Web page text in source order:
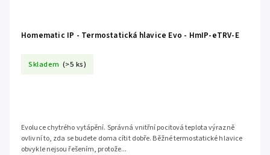
Homematic IP - Termostatická hlavice Evo - HmIP-eTRV-E
Skladem (>5 ks)
Evoluce chytrého vytápění. Správná vnitřní pocitová teplota výrazně
ovlivní to, zda se budete doma cítit dobře. Běžné termostatické hlavice
obvykle nejsou řešením, protože...